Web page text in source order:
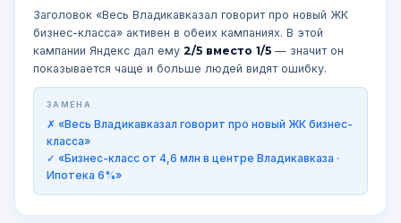
Заголовок «Весь Владикавказал говорит про новый ЖК
бизнес-класса» активен в обеих кампаниях. В этой
кампании Яндекс дал ему 2/5 вместо 1/5 — значит он
показывается чаще и больше людей видят ошибку.
ЗАМЕНА
✗ «Весь Владикавказал говорит про новый ЖК бизнес-
класса»
✓ «Бизнес-класс от 4,6 млн в центре Владикавказа ·
Ипотека 6%»